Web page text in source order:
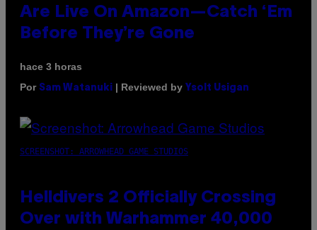
Are Live On Amazon—Catch ‘Em
Before They’re Gone
hace 3 horas
Por Sam Watanuki | Reviewed by Ysolt Usigan
SCREENSHOT: ARROWHEAD GAME STUDIOS
Helldivers 2 Officially Crossing
Over with Warhammer 40,000